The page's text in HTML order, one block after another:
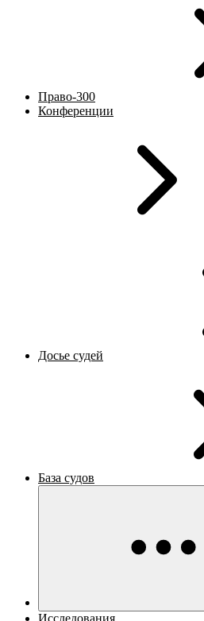
Право-300
Конференции
Досье судей
База судов
Исследования